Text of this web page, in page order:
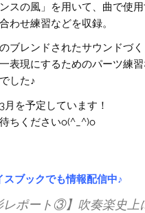
ンスの風」を用いて、曲で使
わせ練習などを収録。
ブレンドされたサウンドづ
表現にするためのパーツ練
した♪
月を予定しています！
ちくださいo(^_^)o
スブックでも情報配信中♪
レポート③】吹奏楽史上